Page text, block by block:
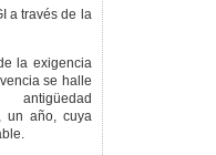
a través de la
la exigencia
se halle
un año, cuya